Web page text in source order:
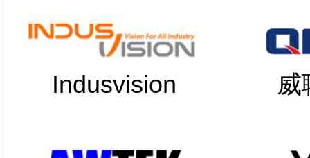
Indusvision 威